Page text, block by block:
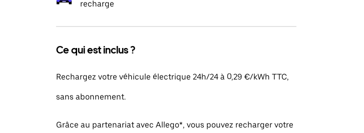
recharge
Ce qui est inclus ?
Rechargez votre véhicule électrique 24h/24 à 0,29 €/kWh TTC,
sans abonnement.
Grâce au partenariat avec Allego*, vous pouvez recharger votre